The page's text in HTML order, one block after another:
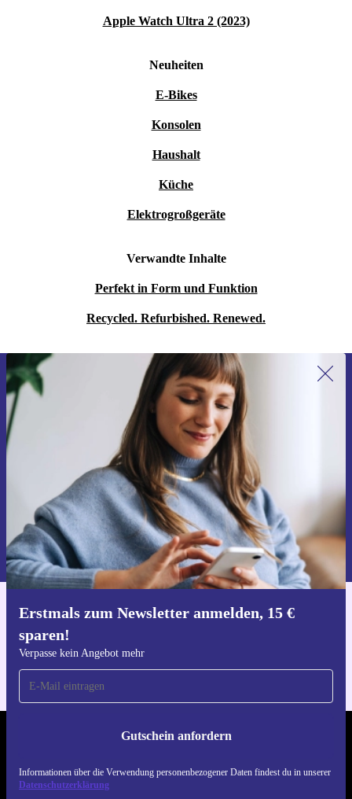
Apple Watch Ultra 2 (2023)
Neuheiten
E-Bikes
Konsolen
Haushalt
Küche
Elektrogroßgeräte
Verwandte Inhalte
Perfekt in Form und Funktion
Recycled. Refurbished. Renewed.
Erstmals zum Newsletter anmelden, 15 €
sparen!
Verpasse kein Angebot mehr
Gutschein anfordern
Informationen über die Verwendung personenbezogener Daten findest du in unserer
Datenschutzerklärung
Erstmals zum Newsletter anmelden,
15 € sparen!
Verpasse kein Angebot mehr.
Gutschein anfordern
Informationen über die Verwendung personenbezogener Daten findest
du in unserer
Datenschutzerklärung.
Hol dir die refurbed-App
REFURBED ÖSTERREICH - RETHINK NEW.
FOLGE UNS